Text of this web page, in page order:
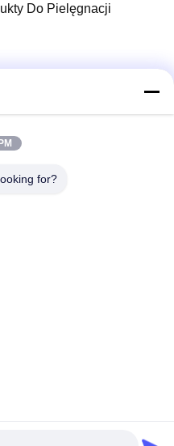
Do Pielęgnacji
Do Pielęgnacji
Skóry Jest
Automatycznego
for?